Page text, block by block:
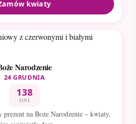
kwiaty
Narodzenie
24 GRUDNIA
138
DNI
prezent na Boże Narodzenie – kwiaty,